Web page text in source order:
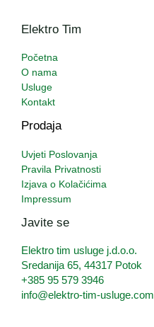
Elektro Tim
Početna
O nama
Usluge
Kontakt
Prodaja
Uvjeti Poslovanja
Pravila Privatnosti
Izjava o Kolačićima
Impressum
Javite se
Elektro tim usluge j.d.o.o.
Sredanija 65, 44317 Potok
+385 95 579 3946
info@elektro-tim-usluge.com